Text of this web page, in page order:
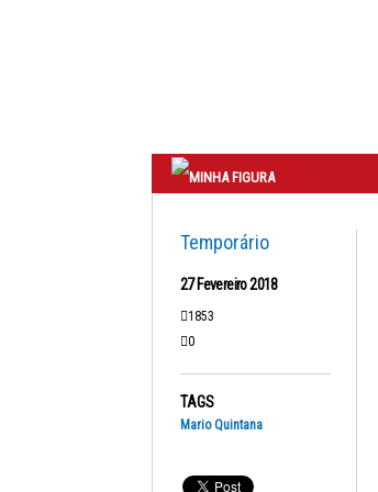
Temporário
27 Fevereiro 2018
1853
0
TAGS
Mario Quintana